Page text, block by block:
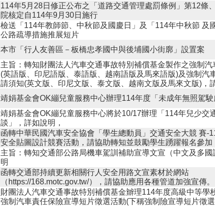
114年5月28日修正公布之「道路交通管理處罰條例」第12條
院核定自114年9月30日施行
檢送「114年教師節、中秋節及國慶日」及「114年中秋節 及
公路疏導措施推展短片
本市「行人友善區－板橋忠孝國中與後埔國小街廓」設置案
主旨：轉知財團法人汽車交通事故特別補償基金製作之強制
(英語版、印尼語版、泰語版、越南語版及馬來語版)及強制汽
請須知(英文版、印尼文版、泰文版、越南文版及馬來文版)，
靖娟基金會OK繃兒童服務中心辦理114年度「未成年無照駕駛
靖娟基金會OK繃兒童服務中心將於10/17辦理「114年兒少交
談」，詳如說明，
函轉中華民國汽車安全協會「學生總動員」交通安全大競 賽-
安全貼圖設計競賽活動，請協助轉知並鼓勵學生踴躍報名參加
主旨：轉知交通部公路局機車駕訓補助宣導文宣（中文及多
明
函轉交通部持續更新相關行人安全用路文宣素材於網站
（https://168.motc.gov.tw/），請協助應用各種管道加強宣傳。
財團法人汽車交通事故特別補償基金辧理114年度高級中等學
強制汽車責任保險宣導短片徵選活動(下稱強制險宣導短片徵